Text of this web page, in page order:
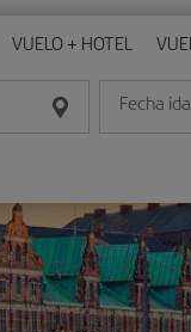
VUELO + HOTEL
Fecha ida
Introduce la